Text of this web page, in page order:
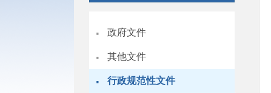
· 政府文件
· 其他文件
· 行政规范性文件